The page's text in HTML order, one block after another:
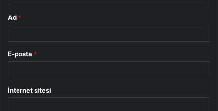
Ad *
E-posta *
İnternet sitesi